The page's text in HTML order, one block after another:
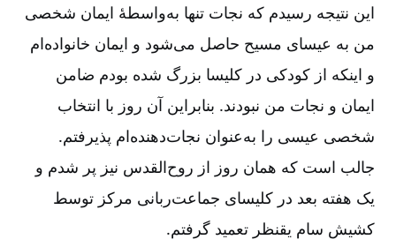
این نتیجه رسیدم که نجات تنها به‌‌واسطۀ ایمان شخصی
من به عیسای مسیح حاصل می‌‌شود و ایمان خانواده‌‌ام
و اینکه از کودکی در کلیسا بزرگ شده بودم ضامن
ایمان و نجات من نبودند. بنابراین آن روز با انتخاب
شخصی عیسی را به‌‌عنوان نجات‌‌دهنده‌‌ام پذیرفتم.
جالب است که همان روز از روح‌‌القدس نیز پر شدم و
یک هفته بعد در کلیسای جماعت‌‌ربانی مرکز توسط
کشیش سام یقنظر تعمید گرفتم.